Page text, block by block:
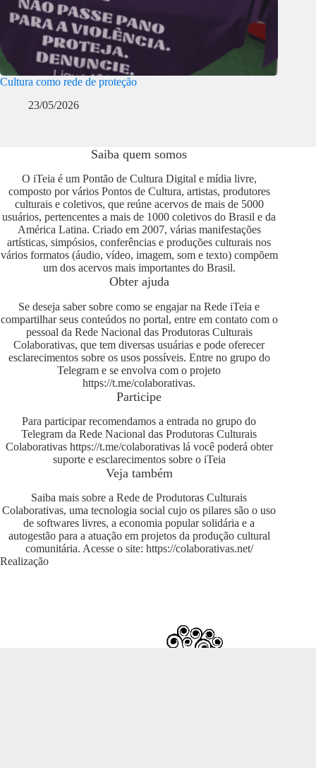
Cultura como rede de proteção
23/05/2026
Saiba quem somos
O iTeia é um Pontão de Cultura Digital e mídia livre,
composto por vários Pontos de Cultura, artistas, produtores
culturais e coletivos, que reúne acervos de mais de 5000
usuários, pertencentes a mais de 1000 coletivos do Brasil e da
América Latina. Criado em 2007, várias manifestações
artísticas, simpósios, conferências e produções culturais nos
vários formatos (áudio, vídeo, imagem, som e texto) compõem
um dos acervos mais importantes do Brasil.
Obter ajuda
Se deseja saber sobre como se engajar na Rede iTeia e
compartilhar seus conteúdos no portal, entre em contato com o
pessoal da Rede Nacional das Produtoras Culturais
Colaborativas, que tem diversas usuárias e pode oferecer
esclarecimentos sobre os usos possíveis. Entre no grupo do
Telegram e se envolva com o projeto
https://t.me/colaborativas.
Participe
Para participar recomendamos a entrada no grupo do
Telegram da Rede Nacional das Produtoras Culturais
Colaborativas https://t.me/colaborativaslá você poderá obter
suporte e esclarecimentos sobre o iTeia
Veja também
Saiba mais sobre a Rede de Produtoras Culturais
Colaborativas, uma tecnologia social cujo os pilares são o uso
de softwares livres, a economia popular solidária e a
autogestão para a atuação em projetos da produção cultural
comunitária. Acesse o site: https://colaborativas.net/
Realização